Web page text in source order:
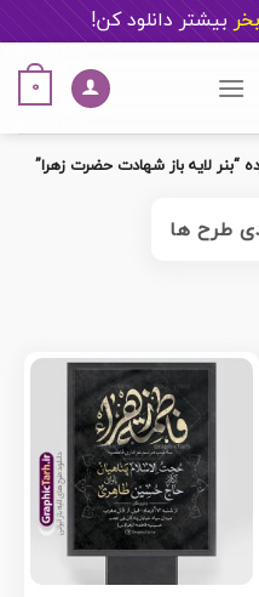
بیشتر دانلود کن!
0
لایه باز شهادت حضرت زهرا”
طرح ها